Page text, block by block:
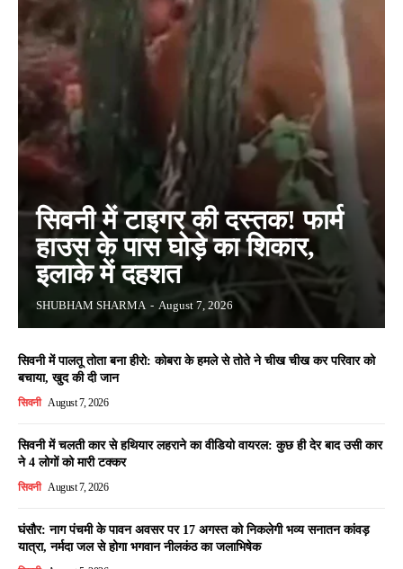
सिवनी में टाइगर की दस्तक! फार्म
हाउस के पास घोड़े का शिकार,
इलाके में दहशत
SHUBHAM SHARMA - August 7, 2026
सिवनी में पालतू तोता बना हीरो: कोबरा के हमले से तोते ने चीख चीख कर परिवार को
बचाया, खुद की दी जान
सिवनी August 7, 2026
सिवनी में चलती कार से हथियार लहराने का वीडियो वायरल: कुछ ही देर बाद उसी कार
ने 4 लोगों को मारी टक्कर
सिवनी August 7, 2026
घंसौर: नाग पंचमी के पावन अवसर पर 17 अगस्त को निकलेगी भव्य सनातन कांवड़
यात्रा, नर्मदा जल से होगा भगवान नीलकंठ का जलाभिषेक